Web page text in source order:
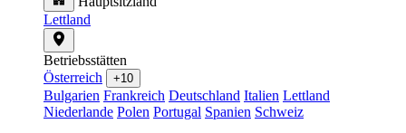
Lettland
Betriebsstätten
Österreich
+10
Bulgarien Frankreich Deutschland Italien Lettland
Niederlande Polen Portugal Spanien Schweiz